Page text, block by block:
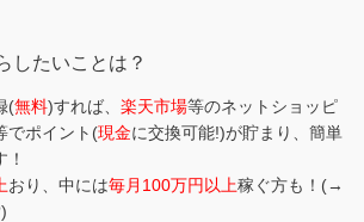
したいことは？
(無料)すれば、 楽天市場等のネットショッピ
でポイント(現金に交換可能!)が貯まり、簡単
おり、中には毎月100万円以上稼ぐ方も！(→
)